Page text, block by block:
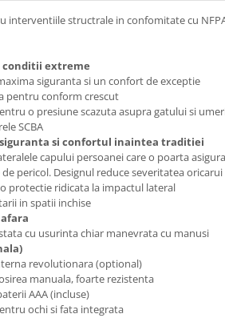
interventiile structrale in confomitate cu
conditii extreme
siguranta si un confort de exceptie
pentru conform crescut
o presiune scazuta asupra gatului si
SCBA
si confortul inaintea traditiei
capului persoanei care o poarta
pericol. Designul reduce severitatea
protectie ridicata la impactul lateral
in spatii inchise
cu usurinta chiar manevrata cu manusi
revolutionara (optional)
manuala, foarte rezistenta
AAA (incluse)
ochi si fata integrata